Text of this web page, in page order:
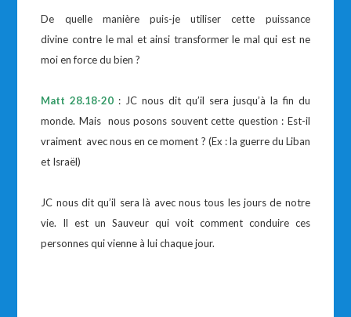
De quelle manière puis-je utiliser cette puissance
divine contre le mal et ainsi transformer le mal qui est ne
moi en force du bien ?
Matt 28.18-20 : JC nous dit qu’il sera jusqu’à la fin du
monde. Mais nous posons souvent cette question : Est-il
vraiment avec nous en ce moment ? (Ex : la guerre du Liban
et Israël)
JC nous dit qu’il sera là avec nous tous les jours de notre
vie. Il est un Sauveur qui voit comment conduire ces
personnes qui vienne à lui chaque jour.